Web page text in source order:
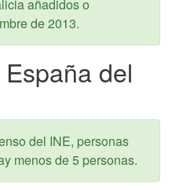
añadidos o
de 2013.
del
del INE, personas
menos de 5 personas.